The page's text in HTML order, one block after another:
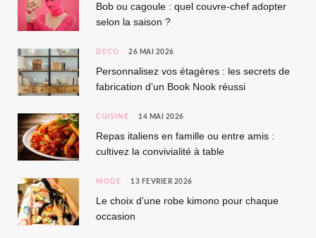
Bob ou cagoule : quel couvre-chef adopter
selon la saison ?
DÉCO 26 MAI 2026
Personnalisez vos étagères : les secrets de
fabrication d’un Book Nook réussi
CUISINE 14 MAI 2026
Repas italiens en famille ou entre amis :
cultivez la convivialité à table
MODE 13 FÉVRIER 2026
Le choix d’une robe kimono pour chaque
occasion